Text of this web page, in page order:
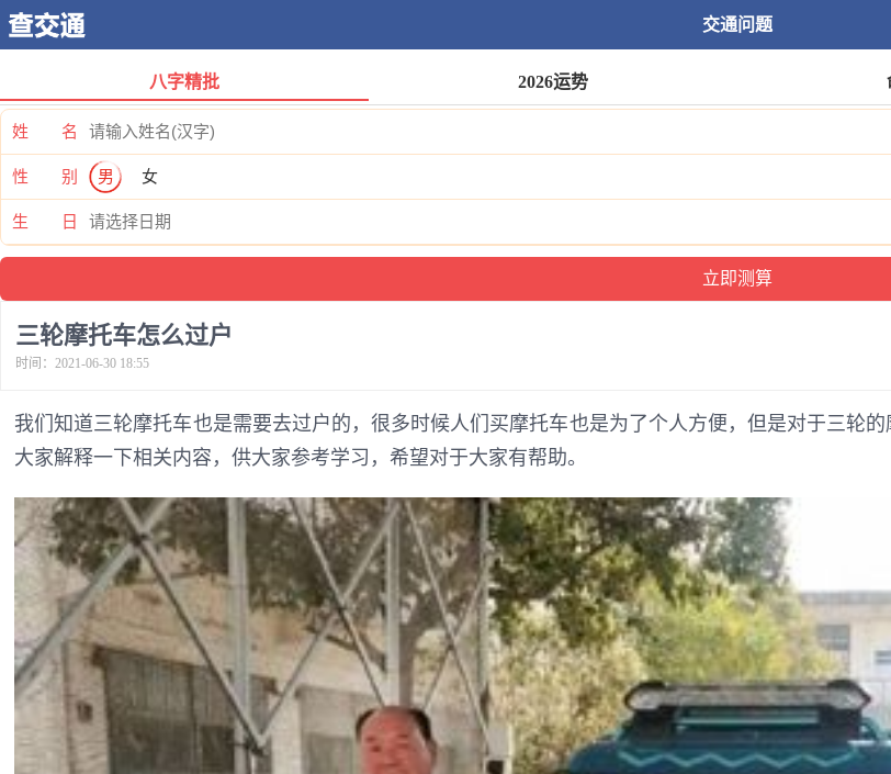
交通问题
八字精批 2026运势
姓 名
性 别 男 女
生 日
三轮摩托车怎么过户
时间：2021-06-30 18:55
我们知道三轮摩托车也是需要去过户的，很多时候人们买摩托车也是为了个人方便，但是对于三轮
大家解释一下相关内容，供大家参考学习，希望对于大家有帮助。